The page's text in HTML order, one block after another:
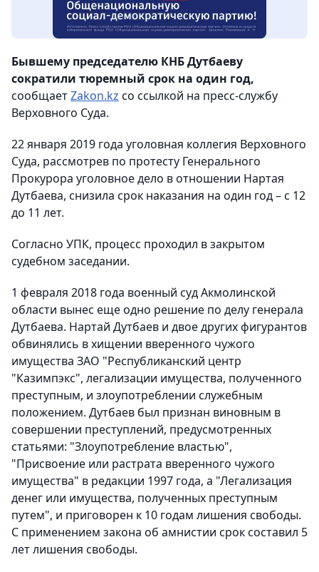
Бывшему председателю КНБ Дутбаеву
сократили тюремный срок на один год,
сообщаетZakon.kz со ссылкой на пресс-службу
Верховного Суда.
22 января 2019 года уголовная коллегия Верховного
Суда, рассмотрев по протесту Генерального
Прокурора уголовное дело в отношении Нартая
Дутбаева, снизила срок наказания на один год – с 12
до 11 лет.
Согласно УПК, процесс проходил в закрытом
судебном заседании.
1 февраля 2018 года военный суд Акмолинской
области вынес еще одно решение по делу генерала
Дутбаева. Нартай Дутбаев и двое других фигурантов
обвинялись в хищении вверенного чужого
имущества ЗАО "Республиканский центр
"Казимпэкс", легализации имущества, полученного
преступным, и злоупотреблении служебным
положением. Дутбаев был признан виновным в
совершении преступлений, предусмотренных
статьями: "Злоупотребление властью",
"Присвоение или растрата вверенного чужого
имущества" в редакции 1997 года, а "Легализация
денег или имущества, полученных преступным
путем", и приговорен к 10 годам лишения свободы.
С применением закона об амнистии срок составил 5
лет лишения свободы.